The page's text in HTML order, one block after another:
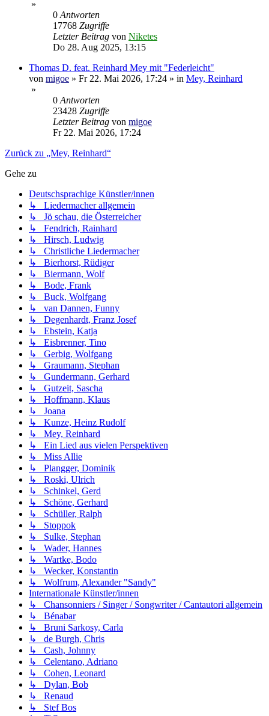
»
0 Antworten
17768 Zugriffe
Letzter Beitrag von Niketes
Do 28. Aug 2025, 13:15
Thomas D. feat. Reinhard Mey mit "Federleicht"
von migoe » Fr 22. Mai 2026, 17:24 » in Mey, Reinhard
»
0 Antworten
23428 Zugriffe
Letzter Beitrag von migoe
Fr 22. Mai 2026, 17:24
Zurück zu „Mey, Reinhard“
Gehe zu
Deutschsprachige Künstler/innen
↳ Liedermacher allgemein
↳ Jö schau, die Österreicher
↳ Fendrich, Rainhard
↳ Hirsch, Ludwig
↳ Christliche Liedermacher
↳ Bierhorst, Rüdiger
↳ Biermann, Wolf
↳ Bode, Frank
↳ Buck, Wolfgang
↳ van Dannen, Funny
↳ Degenhardt, Franz Josef
↳ Ebstein, Katja
↳ Eisbrenner, Tino
↳ Gerbig, Wolfgang
↳ Graumann, Stephan
↳ Gundermann, Gerhard
↳ Gutzeit, Sascha
↳ Hoffmann, Klaus
↳ Joana
↳ Kunze, Heinz Rudolf
↳ Mey, Reinhard
↳ Ein Lied aus vielen Perspektiven
↳ Miss Allie
↳ Plangger, Dominik
↳ Roski, Ulrich
↳ Schinkel, Gerd
↳ Schöne, Gerhard
↳ Schüller, Ralph
↳ Stoppok
↳ Sulke, Stephan
↳ Wader, Hannes
↳ Wartke, Bodo
↳ Wecker, Konstantin
↳ Wolfrum, Alexander "Sandy"
Internationale Künstler/innen
↳ Chansonniers / Singer / Songwriter / Cantautori allgemein
↳ Bénabar
↳ Bruni Sarkosy, Carla
↳ de Burgh, Chris
↳ Cash, Johnny
↳ Celentano, Adriano
↳ Cohen, Leonard
↳ Dylan, Bob
↳ Renaud
↳ Stef Bos